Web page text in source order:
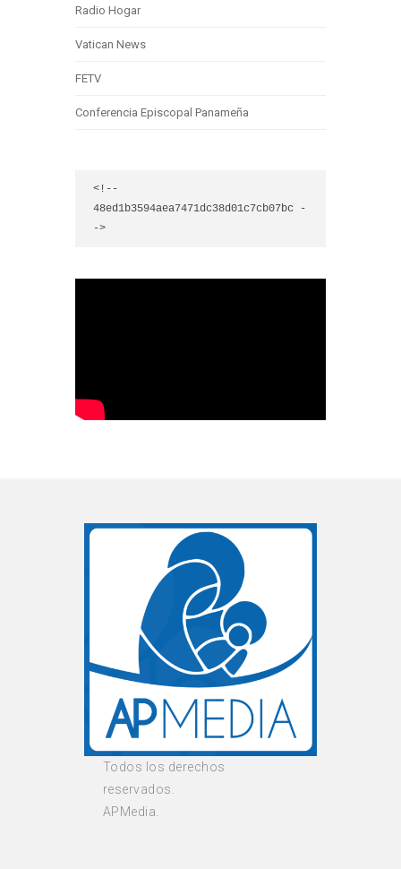
Radio Hogar
Vatican News
FETV
Conferencia Episcopal Panameña
<!--
48ed1b3594aea7471dc38d01c7cb07bc -
->
Todos los derechos
reservados.
APMedia.